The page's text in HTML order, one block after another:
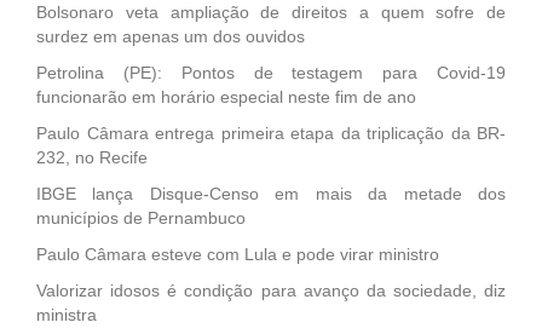
Bolsonaro veta ampliação de direitos a quem sofre de
surdez em apenas um dos ouvidos
Petrolina (PE): Pontos de testagem para Covid-19
funcionarão em horário especial neste fim de ano
Paulo Câmara entrega primeira etapa da triplicação da BR-
232, no Recife
IBGE lança Disque-Censo em mais da metade dos
municípios de Pernambuco
Paulo Câmara esteve com Lula e pode virar ministro
Valorizar idosos é condição para avanço da sociedade, diz
ministra